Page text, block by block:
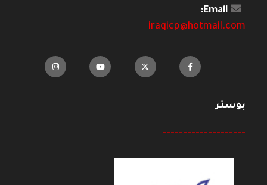
Email:
iraqicp@hotmail.com
بوستر
--------------------